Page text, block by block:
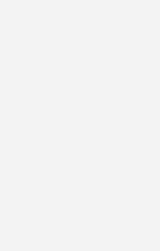
und
mit
die Akteure des
und
die Grundlage für
soll
der